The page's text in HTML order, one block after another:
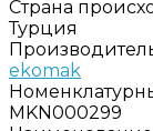
Страна
Турция
ekomak
MKN000299